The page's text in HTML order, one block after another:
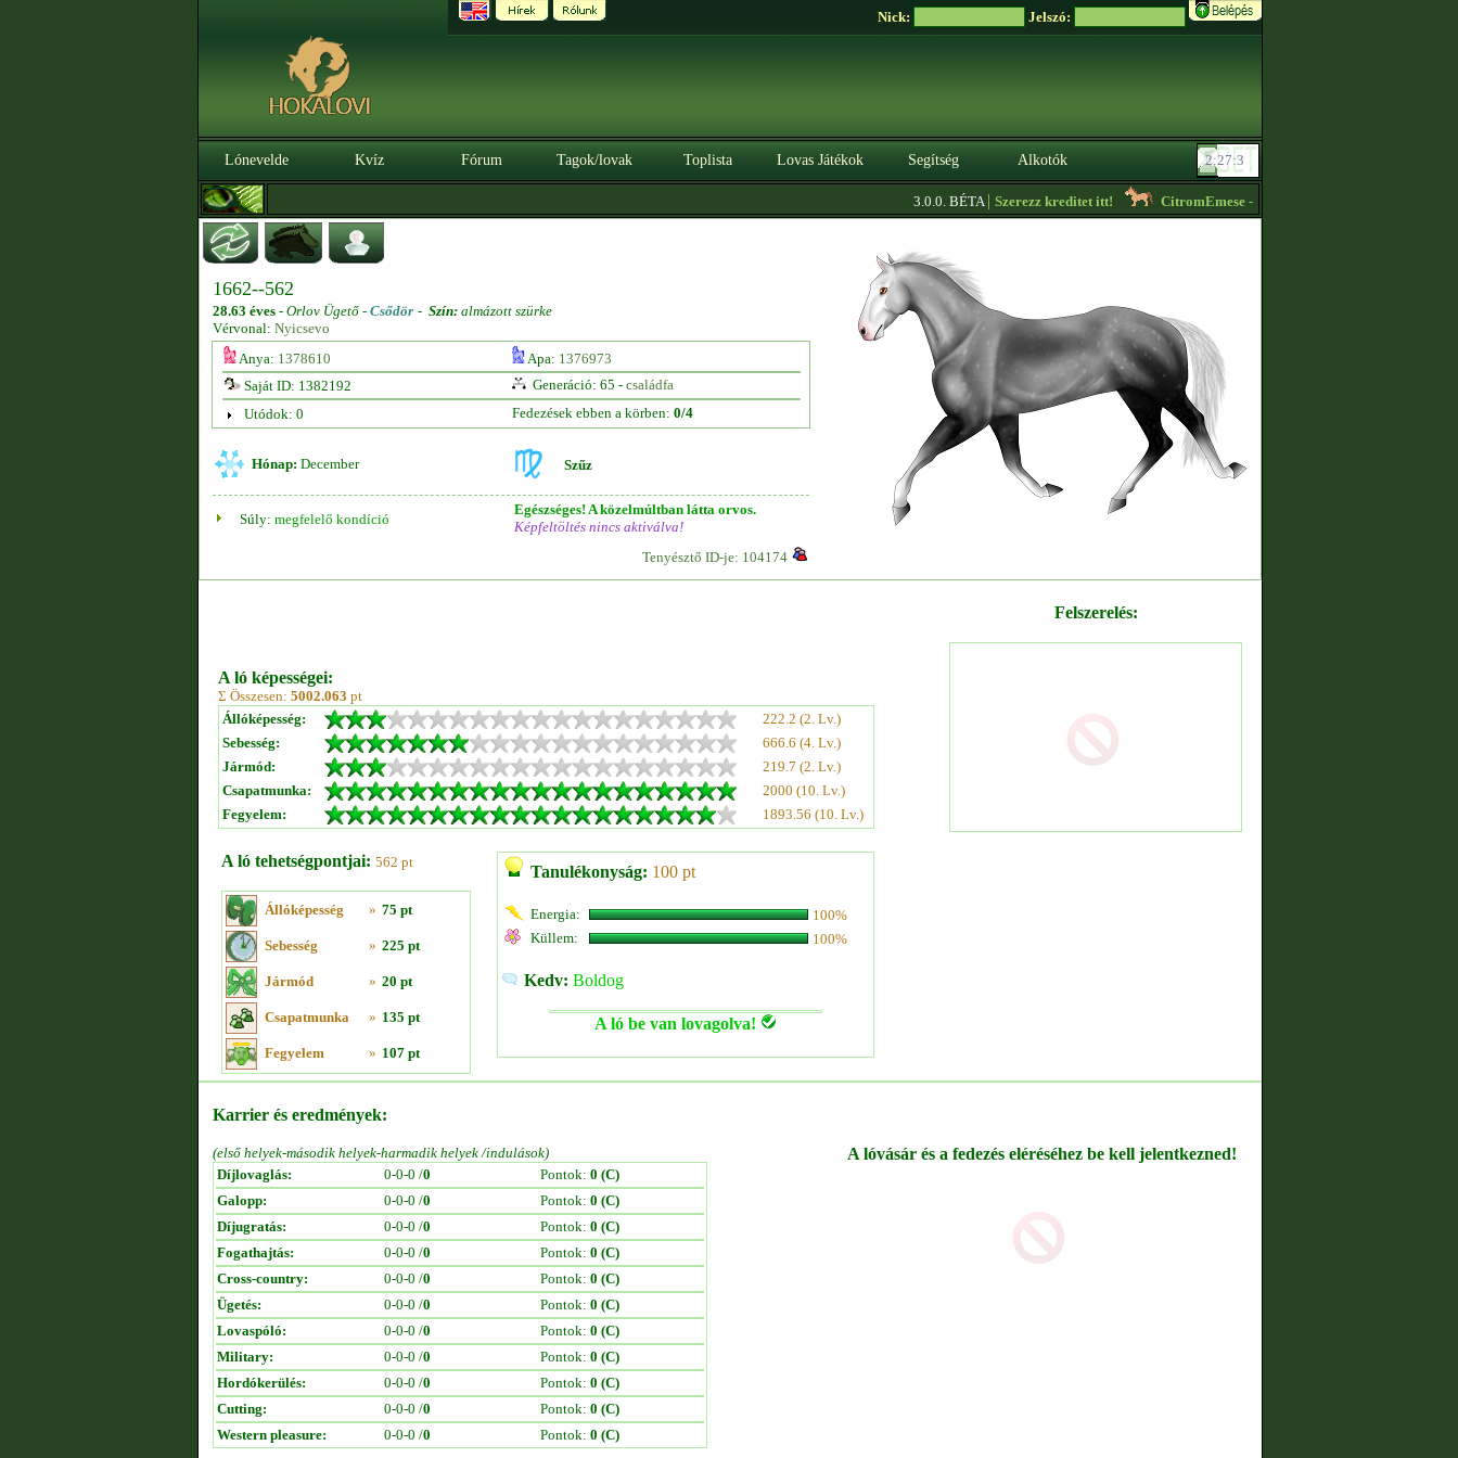
Nick: Jelszó:
Lónevelde Kvíz Fórum Tagok/lovak Toplista Lovas Játékok Segítség Alkotók
3.0.0. BÉTA|Szerezz kreditet itt! CitromEmese- Ingyen lovak! Írj rám, ha szeretnél
1662--562
28.63 éves - Orlov Ügető - Csődör - Szín: almázott szürke
Vérvonal: Nyicsevo
Anya: 1378610 Apa: 1376973
Saját ID: 1382192
Generáció: 65 - családfa
Utódok: 0
Fedezések ebben a körben: 0/4
Hónap: December Szűz
Súly: megfelelő kondíció
Egészséges! A közelmúltban látta orvos.
Képfeltöltés nincs aktiválva!
Tenyésztő ID-je: 104174
A ló képességei:
Σ Összesen: 5002.063 pt
Állóképesség:
222.2 (2. Lv.)
Sebesség:
666.6 (4. Lv.)
Jármód:
219.7 (2. Lv.)
Csapatmunka:
2000 (10. Lv.)
Fegyelem:
1893.56 (10. Lv.)
A ló tehetségpontjai: 562 pt
Állóképesség » 75 pt
Sebesség » 225 pt
Jármód » 20 pt
Csapatmunka » 135 pt
Fegyelem » 107 pt
Tanulékonyság: 100 pt
Energia:
100%
Küllem:
100%
Kedv: Boldog
A ló be van lovagolva!
Felszerelés:
Karrier és eredmények:
(első helyek-második helyek-harmadik helyek /indulások)
Díjlovaglás:
0-0-0 /0 Pontok: 0 (C)
Galopp:
0-0-0 /0 Pontok: 0 (C)
Díjugratás:
0-0-0 /0 Pontok: 0 (C)
Fogathajtás:
0-0-0 /0 Pontok: 0 (C)
Cross-country:
0-0-0 /0 Pontok: 0 (C)
Ügetés:
0-0-0 /0 Pontok: 0 (C)
Lovaspóló:
0-0-0 /0 Pontok: 0 (C)
Military:
0-0-0 /0 Pontok: 0 (C)
Hordókerülés:
0-0-0 /0 Pontok: 0 (C)
Cutting:
0-0-0 /0 Pontok: 0 (C)
Western pleasure:
0-0-0 /0 Pontok: 0 (C)
A lóvásár és a fedezés eléréséhez be kell jelentkezned!